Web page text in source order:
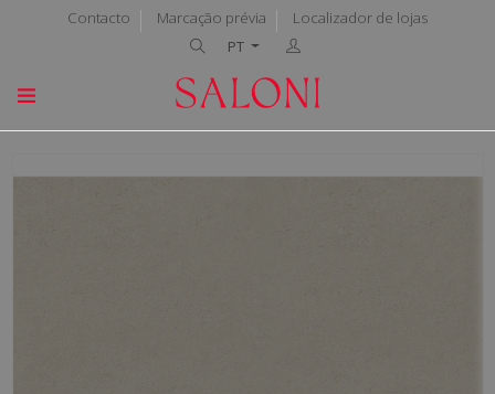
Contacto Marcação prévia
Localizador de lojas
PT